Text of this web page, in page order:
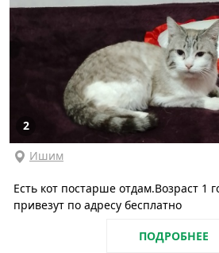
2
Ишим
Есть кот постарше отдам.Возраст 1
привезут по адресу бесплатно
ПОДРОБНЕЕ